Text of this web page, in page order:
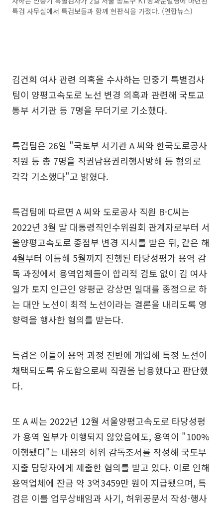
특검 사무실에서 특검보들과 함께 현판식을 가졌다. (연합뉴스)
김건희 여사 관련 의혹을 수사하는 민중기 특별검사
팀이 양평고속도로 노선 변경 의혹과 관련해 국토교
통부 서기관 등 7명을 무더기로 기소했다.
특검팀은 26일 "국토부 서기관 A 씨와 한국도로공사
직원 등 총 7명을 직권남용권리행사방해 등 혐의로
각각 기소했다"고 밝혔다.
특검팀에 따르면 A 씨와 도로공사 직원 B·C씨는
2022년 3월 말 대통령직인수위원회 관계자로부터 서
울양평고속도로 종점부 변경 지시를 받은 뒤, 같은 해
4월부터 이듬해 5월까지 진행된 타당성평가 용역 감
독 과정에서 용역업체들이 합리적 검토 없이 김 여사
일가 토지 인근인 양평군 강상면 일대를 종점으로 하
는 대안 노선이 최적 노선이라는 결론을 내리도록 영
향력을 행사한 혐의를 받는다.
특검은 이들이 용역 과정 전반에 개입해 특정 노선이
채택되도록 유도함으로써 직권을 남용했다고 판단했
다.
또 A 씨는 2022년 12월 서울양평고속도로 타당성평
가 용역 일부가 이행되지 않았음에도, 용역이 "100%
이행됐다"는 내용의 허위 감독조서를 작성해 국토부
지출 담당자에게 제출한 혐의를 받고 있다. 이로 인해
용역업체에 잔금 약 3억3459만 원이 지급됐으며, 특
검은 이를 업무상배임과 사기, 허위공문서 작성·행사